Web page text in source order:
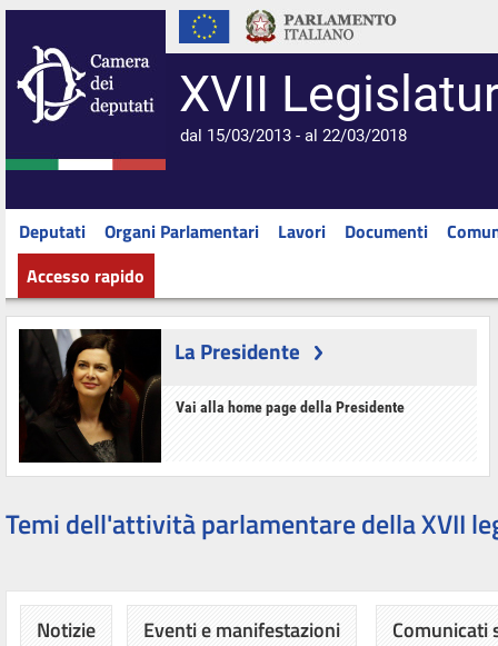
XVII
dal 15/03/2013 - al 22/03/2018
Deputati Organi Parlamentari Lavori Documenti
Accesso rapido
La Presidente
Vai alla home page della Presidente
Temi dell'attività parlamentare della XVII
Notizie Eventi e manifestazioni Comunicati